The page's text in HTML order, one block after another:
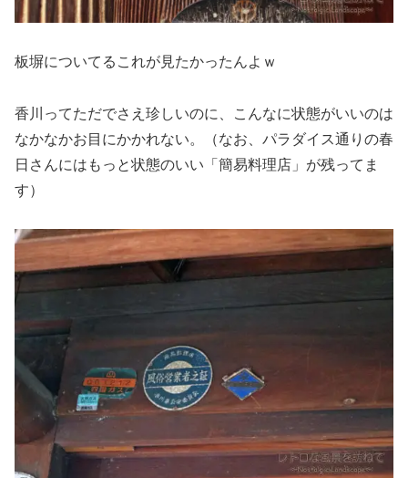
板塀についてるこれが見たかったんよｗ
香川ってただでさえ珍しいのに、こんなに状態がいいのは
なかなかお目にかかれない。（なお、パラダイス通りの春
日さんにはもっと状態のいい「簡易料理店」が残ってま
す）